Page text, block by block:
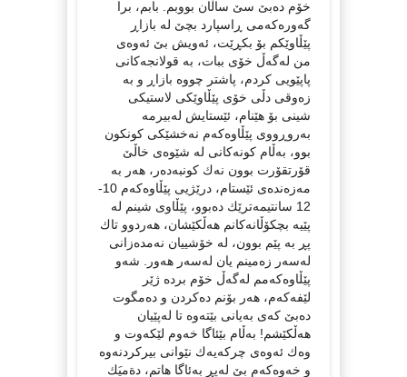
خۆم ده‌بێ سێ ساڵان بووبم. بابم، برا
گه‌وره‌كه‌می ڕاسپارد بچێ له‌ بازاڕ
پێڵاوێكم بۆ بكڕێت، ئه‌ویش بێ ئه‌وه‌ی
من له‌گه‌ڵ خۆی ببات، به‌ قولانجه‌كانی
پاپێویی كردم، پاشتر چووه‌ بازاڕ و به‌
زه‌وقی دڵی خۆی پێڵاوێكی لاستیكی
شینی بۆ هێنام، ئێستایش له‌بیرمه‌
به‌روڕووی پێڵاوه‌كه‌م نه‌خشێكی كونكون
بوو، به‌ڵام كونه‌كانی له‌ شێوه‌ی خاڵێ
قۆرتقۆرت بوون نه‌ك كونبه‌ده‌ر، هه‌ر به‌
مه‌زه‌نده‌ی ئێستام، درێژیی پێڵاوه‌كه‌م 10-
12 سانتیمه‌ترێك ده‌بوو، پێڵاوی شینم له‌
پێیه‌ بچكۆڵانه‌كانم هه‌ڵكێشان، هه‌ردوو تاك
پڕ به‌ پێم بوون، له‌ خۆشییان نه‌مده‌زانی
له‌سه‌ر زه‌مینم یان له‌سه‌ر هه‌ور. شه‌و
پێڵاوه‌كه‌مم له‌گه‌ڵ خۆم برده‌ ژێر
لێفه‌كه‌م، هه‌ر بۆنم ده‌كردن و ده‌مگوت
ده‌بێ كه‌ی به‌یانی بێته‌وه‌ تا له‌پێیان
هه‌ڵكێشم! به‌ڵام بێئاگا خه‌وم لێكه‌وت و
وه‌ك ئه‌وه‌ی چركه‌یه‌ك نێوانی بیركردنه‌وه‌
و خه‌وه‌كه‌م بێ له‌پڕ به‌ئاگا هاتم، دةميَك